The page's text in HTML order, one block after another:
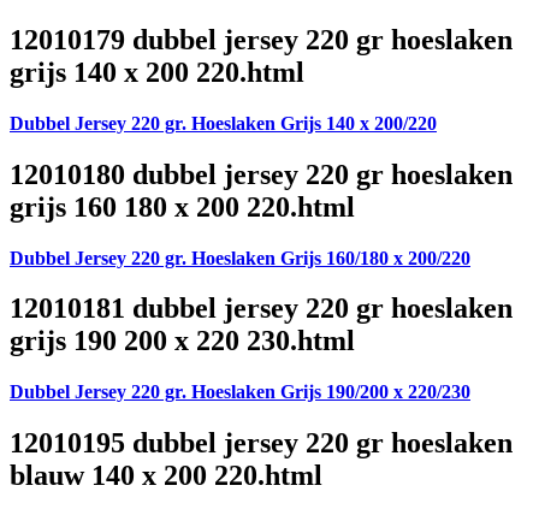
12010179 dubbel jersey 220 gr hoeslaken
grijs 140 x 200 220.html
Dubbel Jersey 220 gr. Hoeslaken Grijs 140 x 200/220
12010180 dubbel jersey 220 gr hoeslaken
grijs 160 180 x 200 220.html
Dubbel Jersey 220 gr. Hoeslaken Grijs 160/180 x 200/220
12010181 dubbel jersey 220 gr hoeslaken
grijs 190 200 x 220 230.html
Dubbel Jersey 220 gr. Hoeslaken Grijs 190/200 x 220/230
12010195 dubbel jersey 220 gr hoeslaken
blauw 140 x 200 220.html